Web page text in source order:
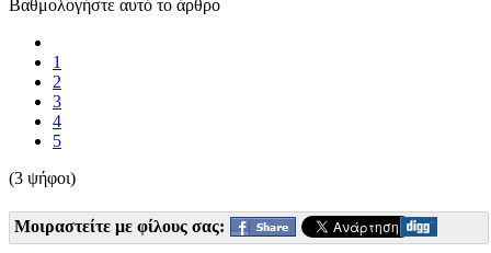
Βαθμολογήστε αυτό το άρθρο
1
2
3
4
5
(3 ψήφοι)
Μοιραστείτε με φίλους σας: